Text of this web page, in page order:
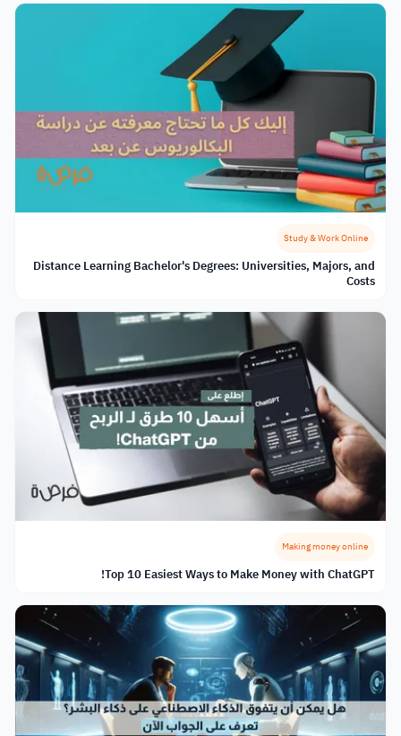
Study & Work Online
Distance Learning Bachelor's Degrees: Universities, Majors, and
Costs
Making money online
Top 10 Easiest Ways to Make Money with ChatGPT!